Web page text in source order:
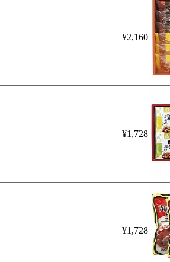
¥2,160
¥1,728
¥1,728